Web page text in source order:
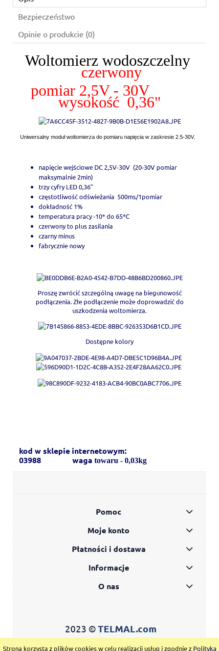
Strona korzysta z plików cookies w celu realizacji usług i zgodnie z Polityką
Bezpieczeństwo
Opinie o produkcie (0)
Woltomierz wodoszczelny
czerwony
pomiar 2,5V - 30V
wysokość 0,36"
Uniwersalny moduł woltomierza do pomiaru napięcia w zaskresie 2.5-30V.
napięcie wejściowe DC 2,5V-30V (20-30V pomiar
maksymalnie 2min)
trzy cyfry LED 0,36"
częstotliwość odświeżania 500ms/1pomiar
dokładność 1%
temperatura pracy -10* do 65*C
czerwony to plus zasilania
czarny minus
fabrycznie nowy
Proszę zwrócić szczególną uwagę na biegunowość
podłączenia. Złe podłączenie może doprowadzić do
uszkodzenia woltomierza.
Dostępne kolory
kod w sklepie internetowym:
03988 waga towaru - 0,03kg
Pomoc
Moje konto
Płatności i dostawa
Informacje
O nas
2023 ©TELMAL.com